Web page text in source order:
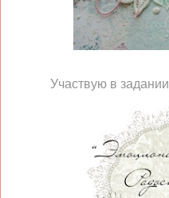
Участвую в задании